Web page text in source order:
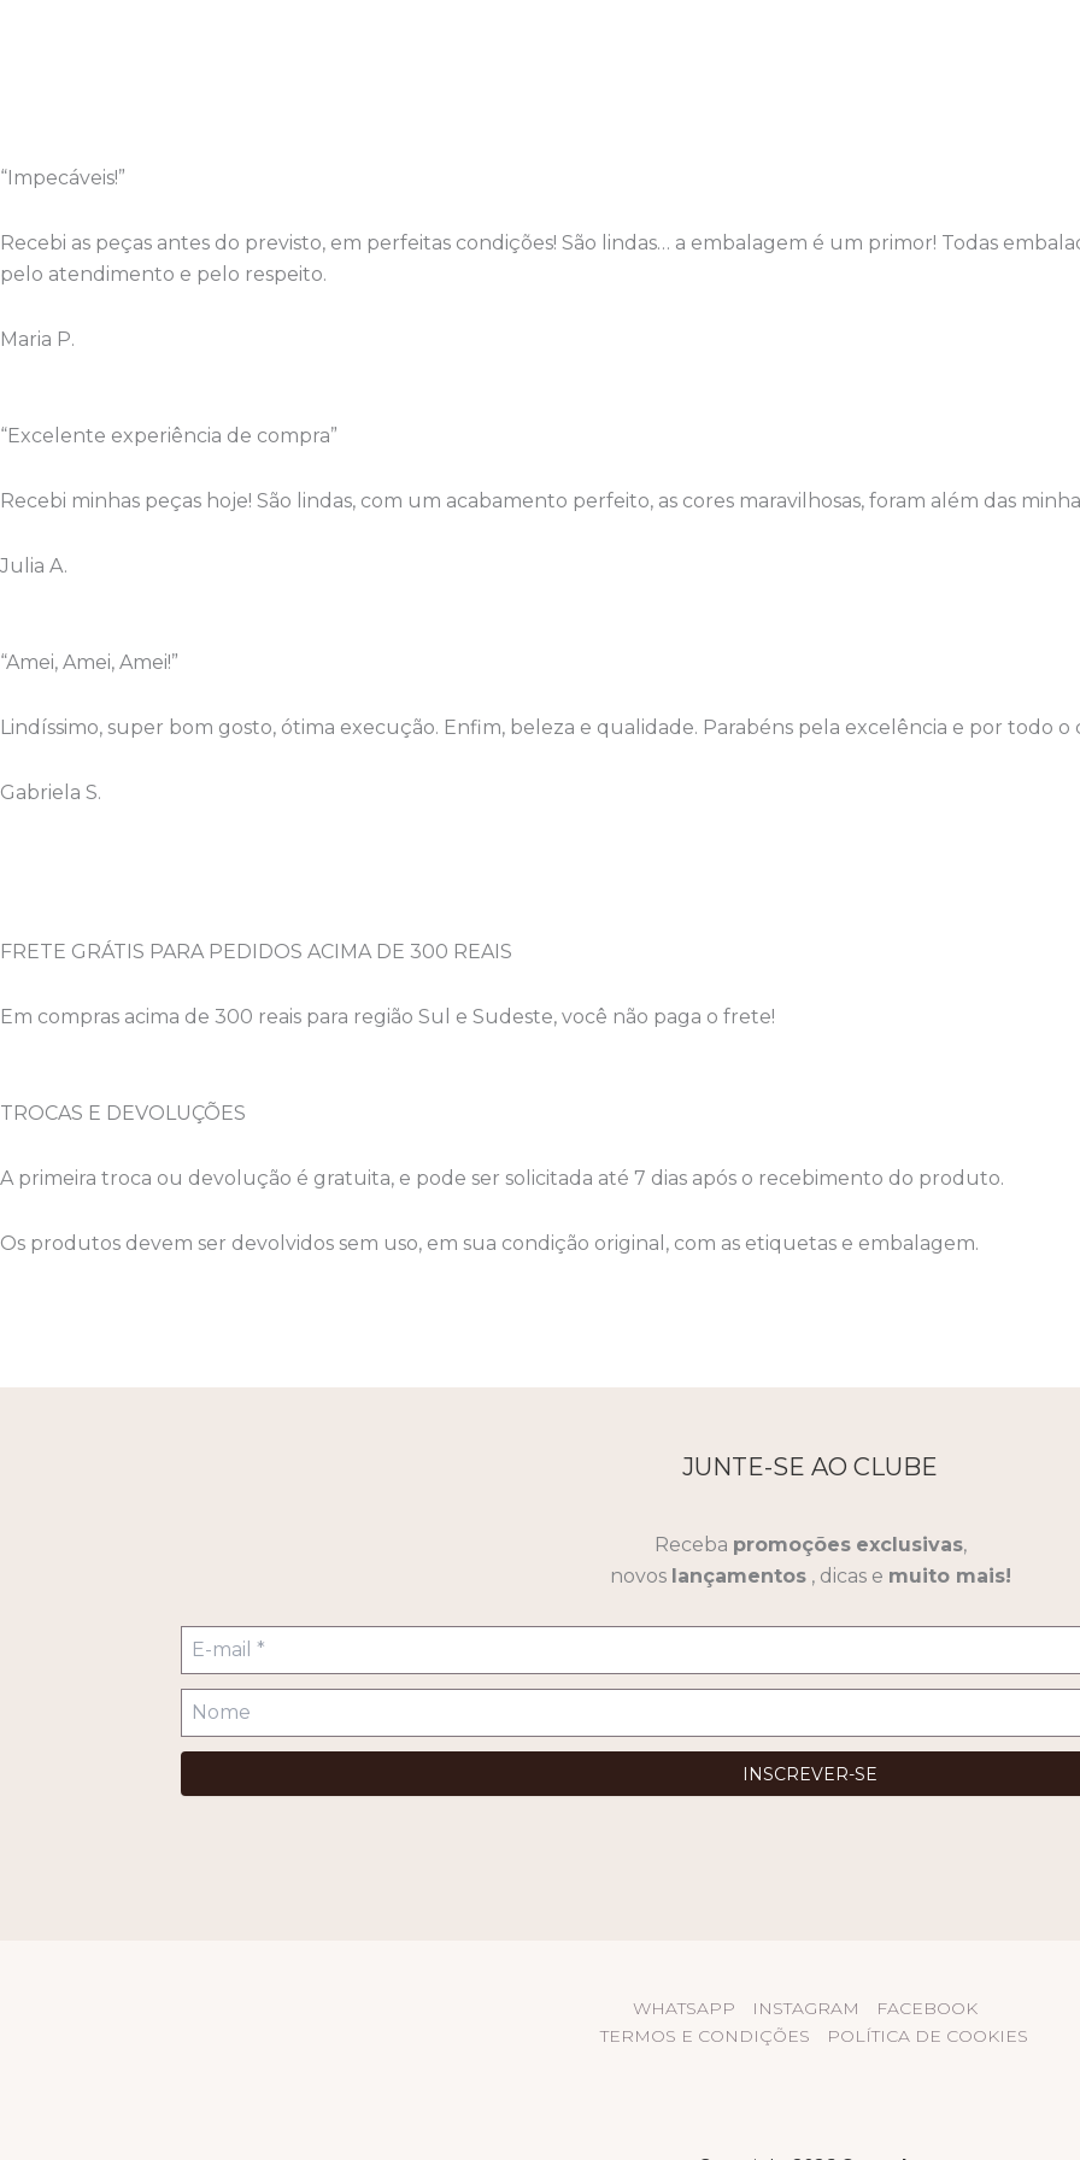
“Impecáveis!”
Recebi as peças antes do previsto, em perfeitas condições! São lindas… a embalagem é um primor! Todas
pelo atendimento e pelo respeito.
Maria P.
“Excelente experiência de compra”
Recebi minhas peças hoje! São lindas, com um acabamento perfeito, as cores maravilhosas, foram além das
Julia A.
“Amei, Amei, Amei!”
Lindíssimo, super bom gosto, ótima execução. Enfim, beleza e qualidade. Parabéns pela excelência e por todo o
Gabriela S.
FRETE GRÁTIS PARA PEDIDOS ACIMA DE 300 REAIS
Em compras acima de 300 reais para região Sul e Sudeste, você não paga o frete!
TROCAS E DEVOLUÇÕES
A primeira troca ou devolução é gratuita, e pode ser solicitada até 7 dias após o recebimento do produto.
Os produtos devem ser devolvidos sem uso, em sua condição original, com as etiquetas e embalagem.
JUNTE-SE AO CLUBE
Receba promoções exclusivas,
novos lançamentos, dicas e muito mais!
WHATSAPP INSTAGRAM
FACEBOOK
TERMOS E CONDIÇÕES
POLÍTICA DE COOKIES